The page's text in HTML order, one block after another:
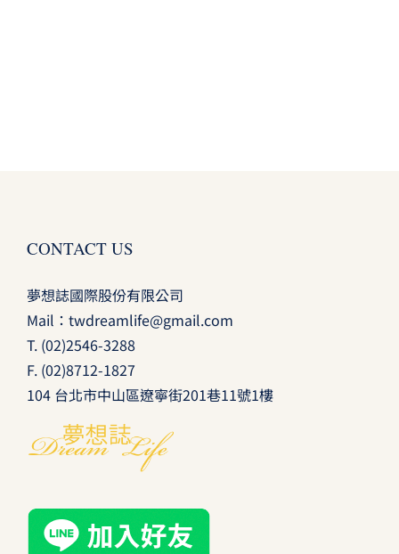
CONTACT US
夢想誌國際股份有限公司
Mail： twdreamlife@gmail.com
T. (02)2546-3288
F. (02)8712-1827
104 台北市中山區遼寧街201巷11號1樓